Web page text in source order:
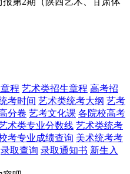
程 艺术类招生章程 高考招
考时间 艺术类统考大纲 艺考
分卷 艺考文化课 各院校高考
术类专业分数线 艺术类统考
考专业成绩查询 美术统考考
录取查询 录取通知书 新生入